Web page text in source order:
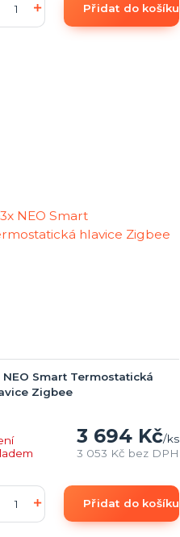
Přidat do košíku
NEO Smart Termostatická
Zigbee
3 694 Kč/ks
3 053 Kč bez DPH
Přidat do košíku